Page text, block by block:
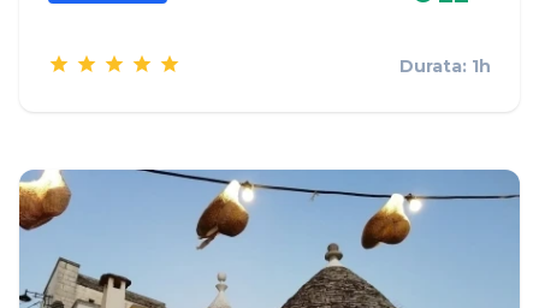
Durata: 1h